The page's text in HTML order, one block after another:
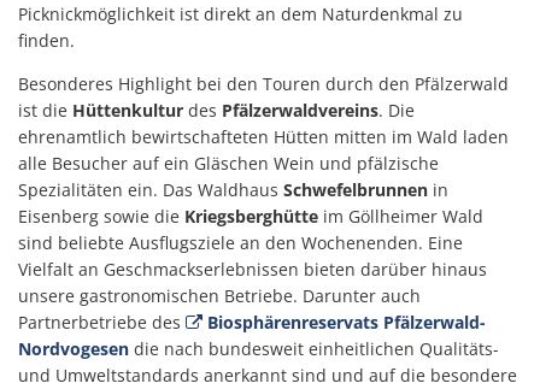
Picknickmöglichkeit ist direkt an dem Naturdenkmal zu
finden.
Besonderes Highlight bei den Touren durch den Pfälzerwald
ist die Hüttenkultur des Pfälzerwaldvereins. Die
ehrenamtlich bewirtschafteten Hütten mitten im Wald laden
alle Besucher auf ein Gläschen Wein und pfälzische
Spezialitäten ein. Das Waldhaus Schwefelbrunnen in
Eisenberg sowie die Kriegsberghütte im Göllheimer Wald
sind beliebte Ausflugsziele an den Wochenenden. Eine
Vielfalt an Geschmackserlebnissen bieten darüber hinaus
unsere gastronomischen Betriebe. Darunter auch
Partnerbetriebe des
Biosphärenreservats Pfälzerwald-
Nordvogesen die nach bundesweit einheitlichen Qualitäts-
und Umweltstandards anerkannt sind und auf die besondere